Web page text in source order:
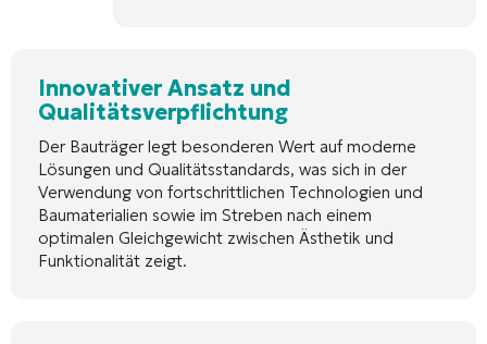
Innovativer Ansatz und
Qualitätsverpflichtung
Der Bauträger legt besonderen Wert auf moderne
Lösungen und Qualitätsstandards, was sich in der
Verwendung von fortschrittlichen Technologien und
Baumaterialien sowie im Streben nach einem
optimalen Gleichgewicht zwischen Ästhetik und
Funktionalität zeigt.